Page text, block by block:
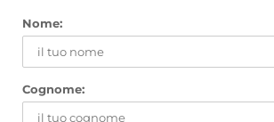
Nome:
Cognome: